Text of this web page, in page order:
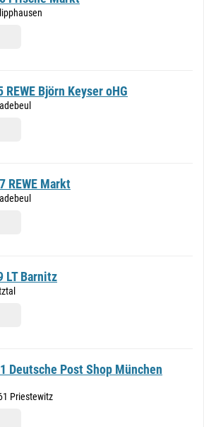
Björn Keyser oHG
REWE Markt
LT Barnitz
Deutsche Post Shop München
Priestewitz